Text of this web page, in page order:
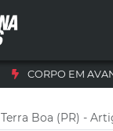
CORPO EM
Terra Boa (PR) -